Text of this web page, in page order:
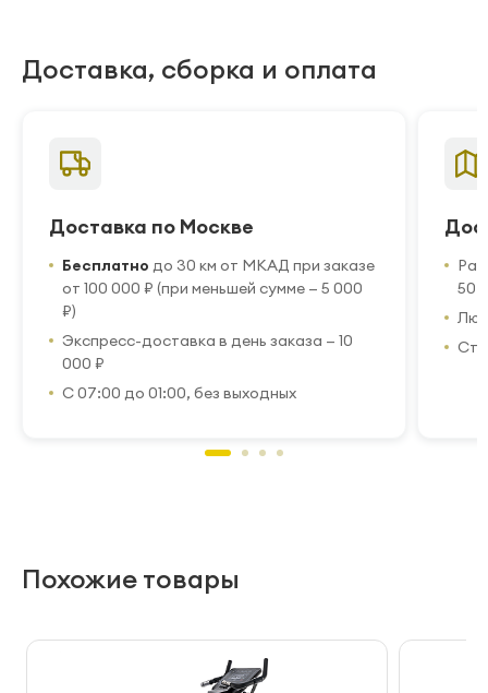
Доставка, сборка и оплата
Доставка по Москве
Бесплатно до 30 км от МКАД при заказе
от 100 000 ₽ (при меньшей сумме — 5 000
₽)
Экспресс-доставка в день заказа — 10
000 ₽
С 07:00 до 01:00, без выходных
50
Похожие товары